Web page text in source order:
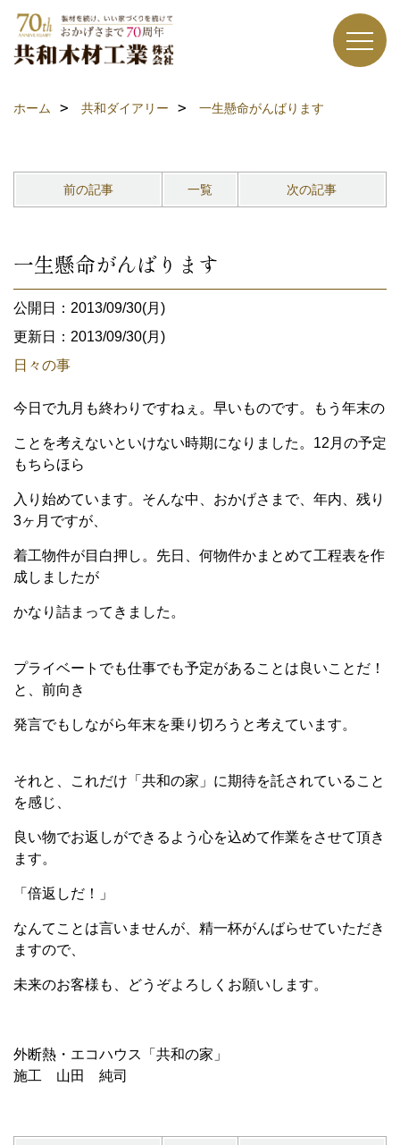
ホーム 共和ダイアリー 一生懸命がんばります
前の記事 一覧 次の記事
一生懸命がんばります
公開日：2013/09/30(月)
更新日：2013/09/30(月)
日々の事
今日で九月も終わりですねぇ。早いものです。もう年末の
ことを考えないといけない時期になりました。12月の予定
もちらほら
入り始めています。そんな中、おかげさまで、年内、残り
3ヶ月ですが、
着工物件が目白押し。先日、何物件かまとめて工程表を作
成しましたが
かなり詰まってきました。
プライベートでも仕事でも予定があることは良いことだ！
と、前向き
発言でもしながら年末を乗り切ろうと考えています。
それと、これだけ「共和の家」に期待を託されていること
を感じ、
良い物でお返しができるよう心を込めて作業をさせて頂き
ます。
「倍返しだ！」
なんてことは言いませんが、精一杯がんばらせていただき
ますので、
未来のお客様も、どうぞよろしくお願いします。
外断熱・エコハウス「共和の家」
施工 山田 純司